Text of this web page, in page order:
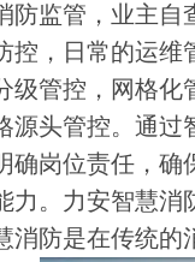
防监管，业主自
控，日常的运维
级管控，网格化
源头管控。通过
确岗位责任，确
力。力安智慧消
消防是在传统的